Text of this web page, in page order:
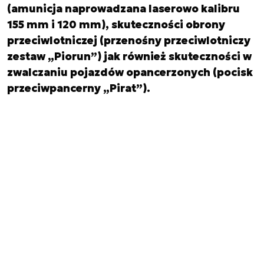
(amunicja naprowadzana laserowo kalibru
155 mm i 120 mm), skuteczności obrony
przeciwlotniczej (przenośny przeciwlotniczy
zestaw „Piorun”) jak również skuteczności w
zwalczaniu pojazdów opancerzonych (pocisk
przeciwpancerny „Pirat”).